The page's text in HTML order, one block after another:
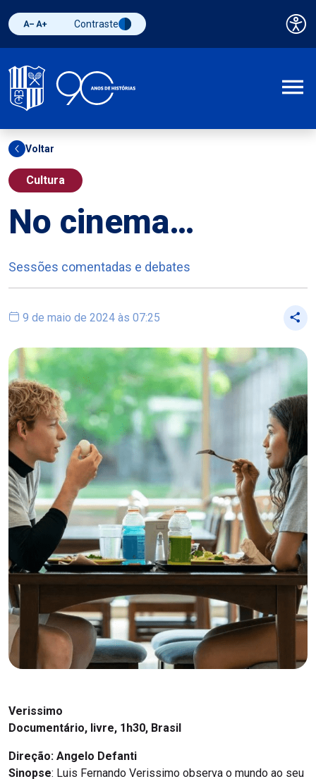
Diminuir fonte
Aumentar fonteAlternar contraste
Contraste
Voltar
Cultura
No cinema…
Sessões comentadas e debates
9 de maio de 2024 às 07:25
Verissimo
Documentário, livre, 1h30, Brasil
Direção: Angelo Defanti
Sinopse: Luis Fernando Verissimo observa o mundo ao seu